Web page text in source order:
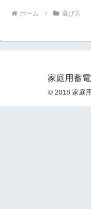
ホーム 選び方
家庭用蓄
© 2018 家庭